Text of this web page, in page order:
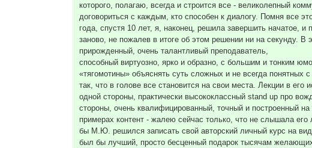
которого, полагаю, всегда и строится все - великолепный
договориться с каждым, кто способен к диалогу. Помня все
года, спустя 10 лет, я, наконец, решила завершить начатое, и
заново, не пожалев в итоге об этом решении ни на секунду.
прирожденный, очень талантливый преподаватель,
способный виртуозно, ярко и образно, с большим и тонким
«тягомотины» объяснять суть сложных и не всегда понятных
так, что в голове все становится на свои места. Лекции в его
одной стороны, практически высококлассный stand up про
стороны, очень квалифицированный, точный и построенный
примерах контент - жалею сейчас только, что не слышала
бы М.Ю. решился записать свой авторский личный курс на
был бы лучший, просто бесценный подарок тысячам